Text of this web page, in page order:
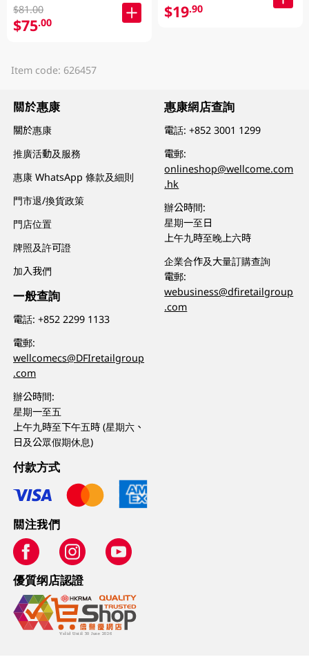
$81.00
$75.00
$19.90
Item code: 626457
關於惠康
關於惠康
推廣活動及服務
惠康 WhatsApp 條款及細則
門市退/換貨政策
門店位置
牌照及許可證
加入我們
一般查詢
電話:+852 2299 1133
電郵:
wellcomecs@DFIretailgroup
.com
辦公時間:
星期一至五
上午九時至下午五時 (星期六、
日及公眾假期休息)
惠康網店查詢
電話:+852 3001 1299
電郵:
onlineshop@wellcome.com
.hk
辦公時間:
星期一至日
上午九時至晚上六時
企業合作及大量訂購查詢
電郵:
webusiness@dfiretailgroup
.com
付款方式
關注我們
優質纲店認證